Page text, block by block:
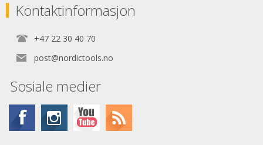
Kontaktinformasjon
+47 22 30 40 70
post@nordictools.no
Sosiale medier